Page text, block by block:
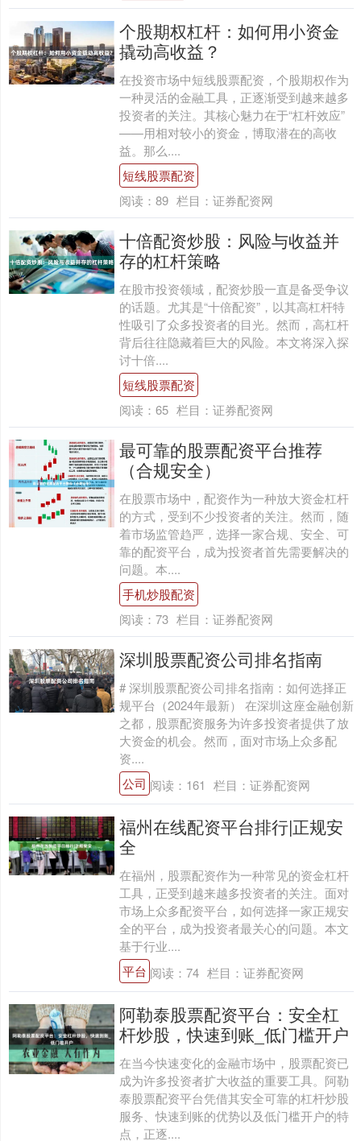
个股期权杠杆：如何用小资金
撬动高收益？
在投资市场中短线股票配资，个股期权作为
一种灵活的金融工具，正逐渐受到越来越多
投资者的关注。其核心魅力在于“杠杆效应”
——用相对较小的资金，博取潜在的高收
益。那么....
短线股票配资
阅读： 89 栏目： 证券配资网
十倍配资炒股：风险与收益并
存的杠杆策略
在股市投资领域，配资炒股一直是备受争议
的话题。尤其是“十倍配资”，以其高杠杆特
性吸引了众多投资者的目光。然而，高杠杆
背后往往隐藏着巨大的风险。本文将深入探
讨十倍....
短线股票配资
阅读： 65 栏目： 证券配资网
最可靠的股票配资平台推荐
（合规安全）
在股票市场中，配资作为一种放大资金杠杆
的方式，受到不少投资者的关注。然而，随
着市场监管趋严，选择一家合规、安全、可
靠的配资平台，成为投资者首先需要解决的
问题。本....
手机炒股配资
阅读： 73 栏目： 证券配资网
深圳股票配资公司排名指南
# 深圳股票配资公司排名指南：如何选择正
规平台（2024年最新） 在深圳这座金融创新
之都，股票配资服务为许多投资者提供了放
大资金的机会。然而，面对市场上众多配
资....
公司 阅读： 161 栏目： 证券配资网
福州在线配资平台排行|正规安
全
在福州，股票配资作为一种常见的资金杠杆
工具，正受到越来越多投资者的关注。面对
市场上众多配资平台，如何选择一家正规安
全的平台，成为投资者最关心的问题。本文
基于行业....
平台 阅读： 74 栏目： 证券配资网
阿勒泰股票配资平台：安全杠
杆炒股，快速到账_低门槛开户
在当今快速变化的金融市场中，股票配资已
成为许多投资者扩大收益的重要工具。阿勒
泰股票配资平台凭借其安全可靠的杠杆炒股
服务、快速到账的优势以及低门槛开户的特
点，正逐....